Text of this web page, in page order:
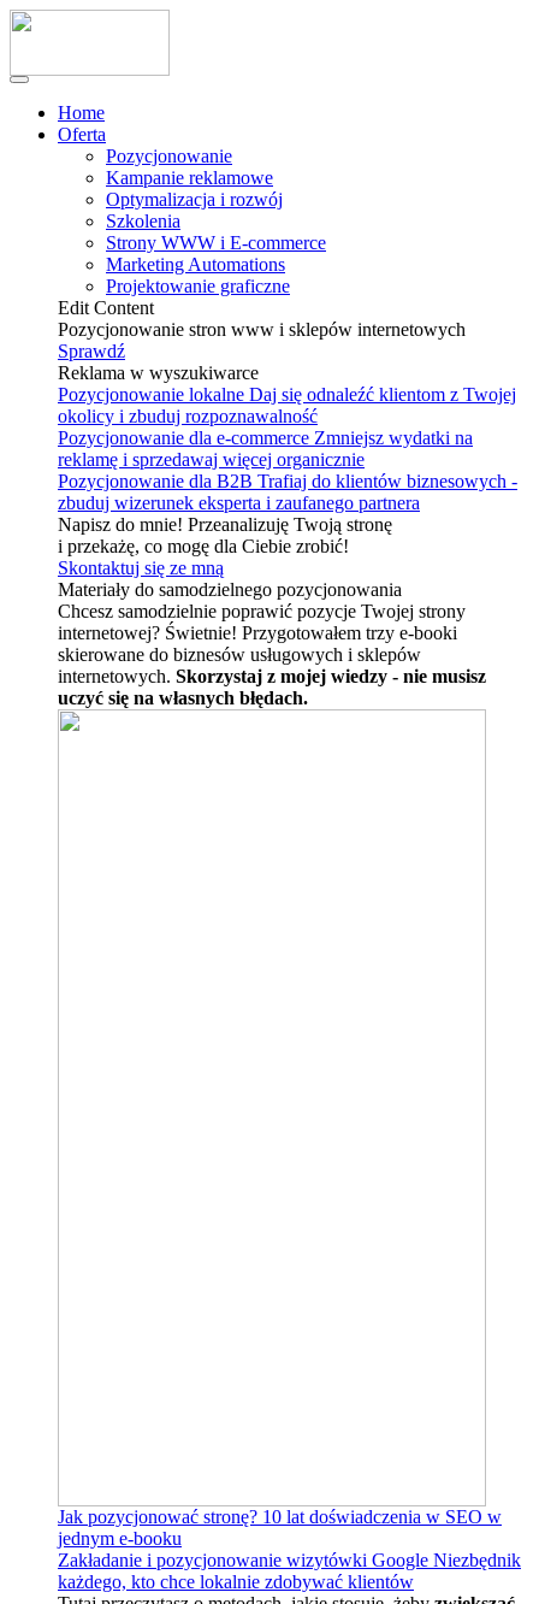
Home
Oferta
Pozycjonowanie
Kampanie reklamowe
Optymalizacja i rozwój
Szkolenia
Strony WWW i E-commerce
Marketing Automations
Projektowanie graficzne
Edit Content
Pozycjonowanie stron www i sklepów internetowych
Sprawdź
Reklama w wyszukiwarce
Pozycjonowanie lokalne Daj się odnaleźć klientom z Twojej
okolicy i zbuduj rozpoznawalność
Pozycjonowanie dla e-commerce Zmniejsz wydatki na
reklamę i sprzedawaj więcej organicznie
Pozycjonowanie dla B2B Trafiaj do klientów biznesowych -
zbuduj wizerunek eksperta i zaufanego partnera
Napisz do mnie! Przeanalizuję Twoją stronę
i przekażę, co mogę dla Ciebie zrobić!
Skontaktuj się ze mną
Materiały do samodzielnego pozycjonowania
Chcesz samodzielnie poprawić pozycje Twojej strony
internetowej? Świetnie! Przygotowałem trzy e-booki
skierowane do biznesów usługowych i sklepów
internetowych. Skorzystaj z mojej wiedzy - nie musisz
uczyć się na własnych błędach.
Jak pozycjonować stronę? 10 lat doświadczenia w SEO w
jednym e-booku
Zakładanie i pozycjonowanie wizytówki Google Niezbędnik
każdego, kto chce lokalnie zdobywać klientów